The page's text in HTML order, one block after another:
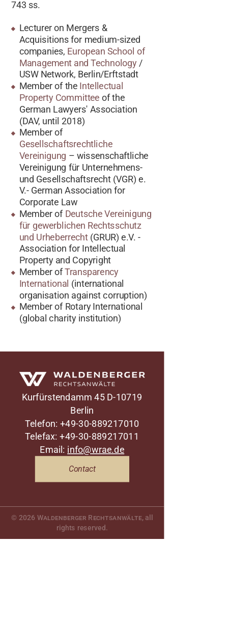
743 ss.
Lecturer on Mergers &
Acquisitions for medium-sized
companies, European School of
Management and Technology /
USW Network, Berlin/Erftstadt
Member of the Intellectual
Property Committee of the
German Lawyers' Association
(DAV, until 2018)
Member of
Gesellschaftsrechtliche
Vereinigung – wissenschaftliche
Vereinigung für Unternehmens-
und Gesellschaftsrecht (VGR) e.
V.- German Association for
Corporate Law
Member of Deutsche Vereinigung
für gewerblichen Rechtsschutz
und Urheberrecht(GRUR) e.V. -
Association for Intellectual
Property and Copyright
Member ofTransparency
International (international
organisation against corruption)
Member of Rotary International
(global charity institution)
Waldenberger Rechtsanwälte
Kurfürstendamm 45 D-10719
Berlin
Telefon: +49-30-889217010
Telefax: +49-30-889217011
Email: info@wrae.de
Contact
© 2026 Waldenberger Rechtsanwälte, all
rights reserved.